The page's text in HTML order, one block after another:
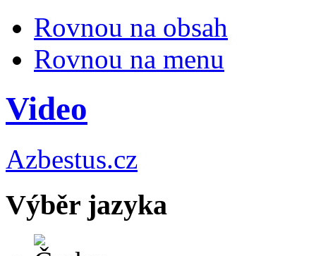
Rovnou na obsah
Rovnou na menu
Video
Azbestus.cz
Výběr jazyka